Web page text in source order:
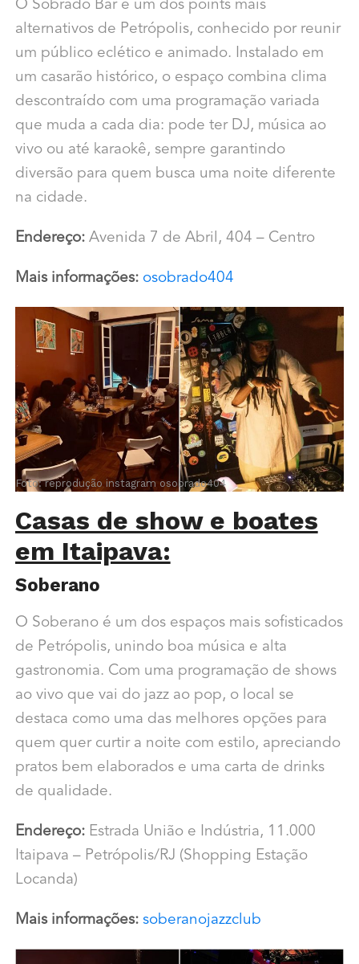
O Sobrado Bar é um dos points mais
alternativos de Petrópolis, conhecido por reunir
um público eclético e animado. Instalado em
um casarão histórico, o espaço combina clima
descontraído com uma programação variada
que muda a cada dia: pode ter DJ, música ao
vivo ou até karaokê, sempre garantindo
diversão para quem busca uma noite diferente
na cidade.
Endereço: Avenida 7 de Abril, 404 – Centro
Mais informações: osobrado404
Foto: reprodução instagram osobrado404
Casas de show e boates
em Itaipava:
Soberano
O Soberano é um dos espaços mais sofisticados
de Petrópolis, unindo boa música e alta
gastronomia. Com uma programação de shows
ao vivo que vai do jazz ao pop, o local se
destaca como uma das melhores opções para
quem quer curtir a noite com estilo, apreciando
pratos bem elaborados e uma carta de drinks
de qualidade.
Endereço: Estrada União e Indústria, 11.000
Itaipava – Petrópolis/RJ (Shopping Estação
Locanda)
Mais informações: soberanojazzclub